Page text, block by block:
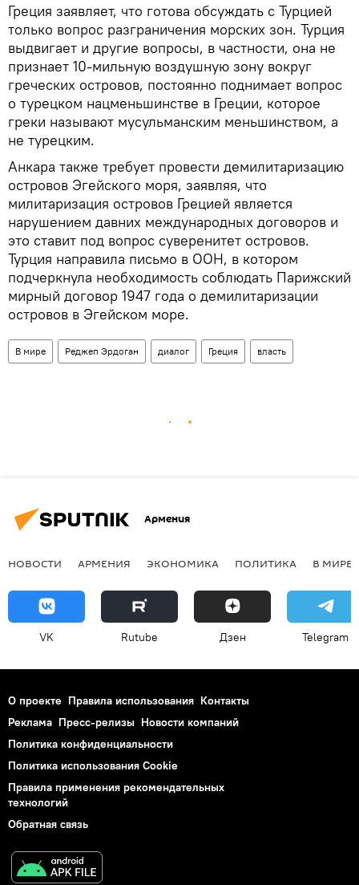
Греция заявляет, что готова обсуждать с Турцией
только вопрос разграничения морских зон. Турция
выдвигает и другие вопросы, в частности, она не
признает 10-мильную воздушную зону вокруг
греческих островов, постоянно поднимает вопрос
о турецком нацменьшинстве в Греции, которое
греки называют мусульманским меньшинством, а
не турецким.
Анкара также требует провести демилитаризацию
островов Эгейского моря, заявляя, что
милитаризация островов Грецией является
нарушением давних международных договоров и
это ставит под вопрос суверенитет островов.
Турция направила письмо в ООН, в котором
подчеркнула необходимость соблюдать Парижский
мирный договор 1947 года о демилитаризации
островов в Эгейском море.
В мире Реджеп Эрдоган диалог Греция власть
Армения
НОВОСТИ АРМЕНИЯ ЭКОНОМИКА ПОЛИТИКА В МИРЕ
VK Rutube Дзен Telegram
О проекте Правила использования Контакты
Реклама Пресс-релизы Новости компаний
Политика конфиденциальности
Политика использования Cookie
Правила применения рекомендательных
технологий
Обратная связь